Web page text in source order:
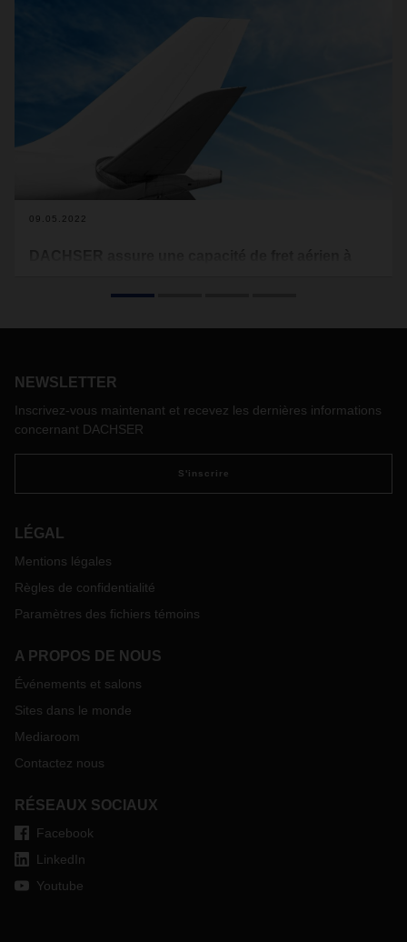
09.05.2022
d'affrètement entre Shanghai et Francfort de mai 2022 à
porteur entre l'Asie et l'Europe deux jours par semaine,
NEWSLETTER
Inscrivez-vous maintenant et recevez les dernières informations
concernant DACHSER
S'inscrire
LÉGAL
Mentions légales
Règles de confidentialité
Paramètres des fichiers témoins
A PROPOS DE NOUS
Événements et salons
Sites dans le monde
Mediaroom
Contactez nous
RÉSEAUX SOCIAUX
Facebook
LinkedIn
Youtube